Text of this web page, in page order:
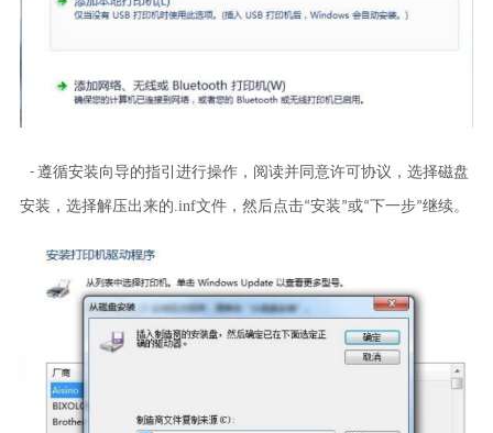
- 遵循安装向导的指引进行操作，阅读并同意许可协议，选择磁盘
安装，选择解压出来的.inf文件，然后点击“安装”或“下一步”继续。